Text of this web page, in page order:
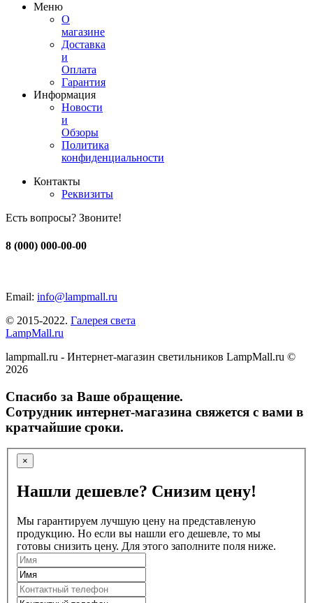
Меню
О
магазине
Доставка
и
Оплата
Гарантия
Информация
Новости
и
Обзоры
Политика
конфиденциальности
Контакты
Реквизиты
Есть вопросы? Звоните!
8 (000) 000-00-00
Email: info@lampmall.ru
© 2015-2022. Галерея света
LampMall.ru
lampmall.ru - Интернет-магазин светильников LampMall.ru ©
2026
Спасибо за Ваше обращение.
Сотрудник интернет-магазина свяжется с вами в
кратчайшие сроки.
×
Нашли дешевле? Снизим цену!
Мы гарантируем лучшую цену на представленую
продукцию. Но если вы нашли его дешевле, то мы
готовы снизить цену. Для этого заполните поля ниже.